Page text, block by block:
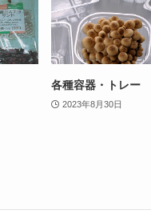
各種容器・トレー
2023年8月30日